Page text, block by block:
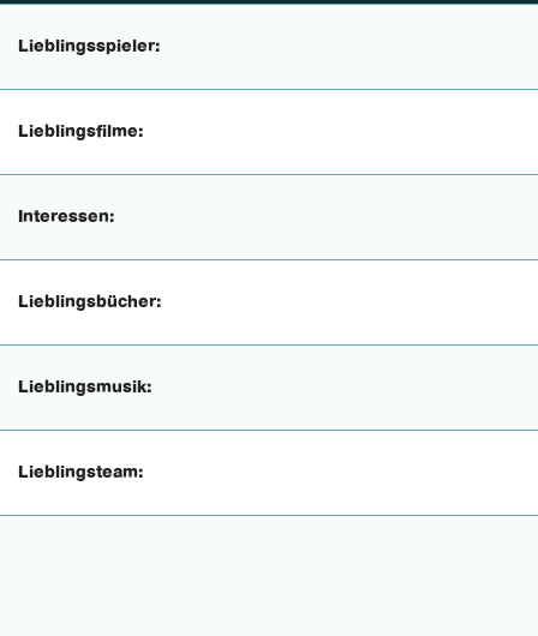
Lieblingsspieler:
Lieblingsfilme:
Interessen:
Lieblingsbücher:
Lieblingsmusik:
Lieblingsteam: